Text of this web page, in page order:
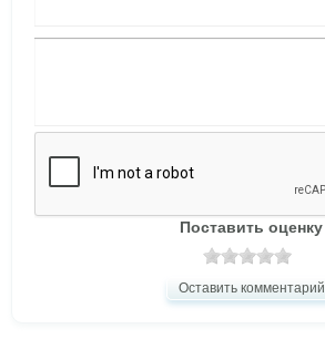
Поставить оценку
Оставить комментарий